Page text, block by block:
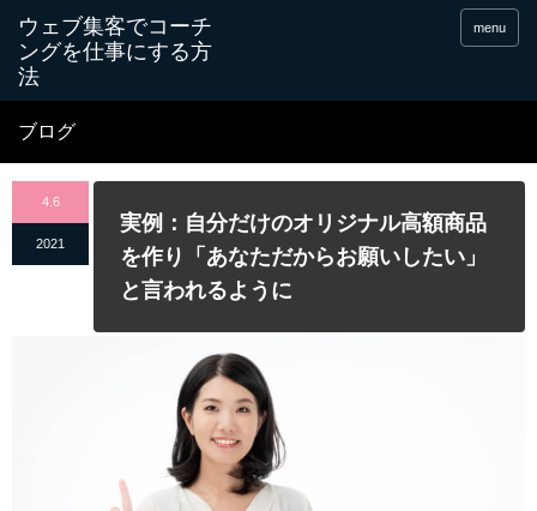
menu
ブログ
4.6
2021
実例：自分だけのオリジナル高額商品
を作り「あなただからお願いしたい」
と言われるように